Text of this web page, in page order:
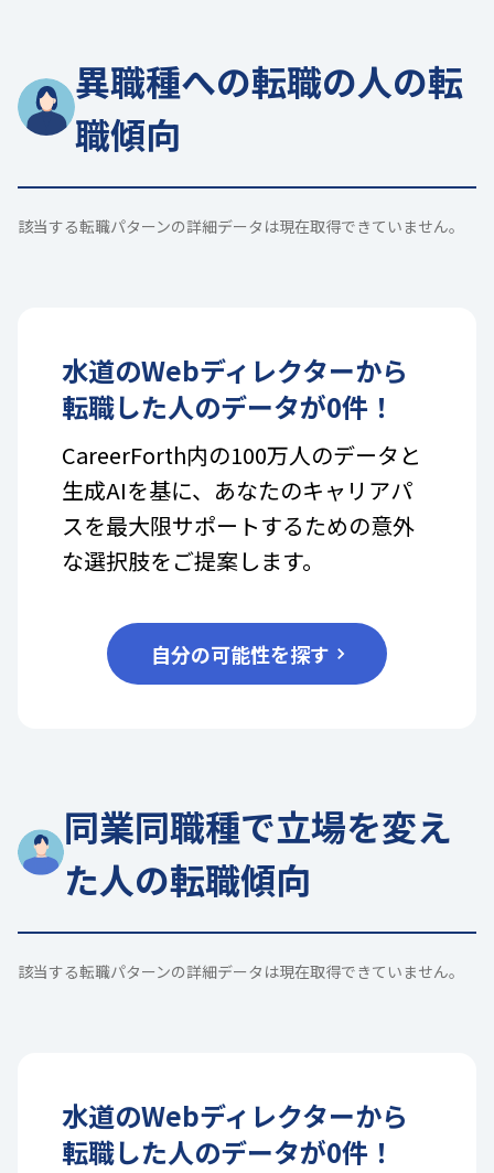
異職種への転職の人の転
職傾向
該当する転職パターンの詳細データは現在取得できていません。
水道のWebディレクターから
転職した人のデータが0件！
CareerForth内の100万人のデータと
生成AIを基に、あなたのキャリアパ
スを最大限サポートするための意外
な選択肢をご提案します。
自分の可能性を探す
同業同職種で立場を変え
た人の転職傾向
該当する転職パターンの詳細データは現在取得できていません。
水道のWebディレクターから
転職した人のデータが0件！